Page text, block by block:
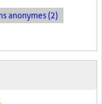
anonymes (2)